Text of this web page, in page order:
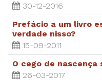
30-12-2016
Prefácio a um livro
verdade nisso?
15-09-2011
O cego de nascença
26-03-2017